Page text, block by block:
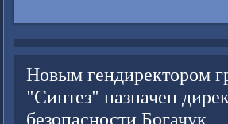
Новым гендиректором
"Синтез" назначен
безопасности Богачук